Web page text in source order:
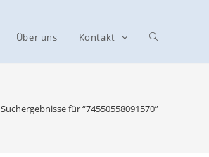
Über uns Kontakt
Suchergebnisse für“74550558091570”